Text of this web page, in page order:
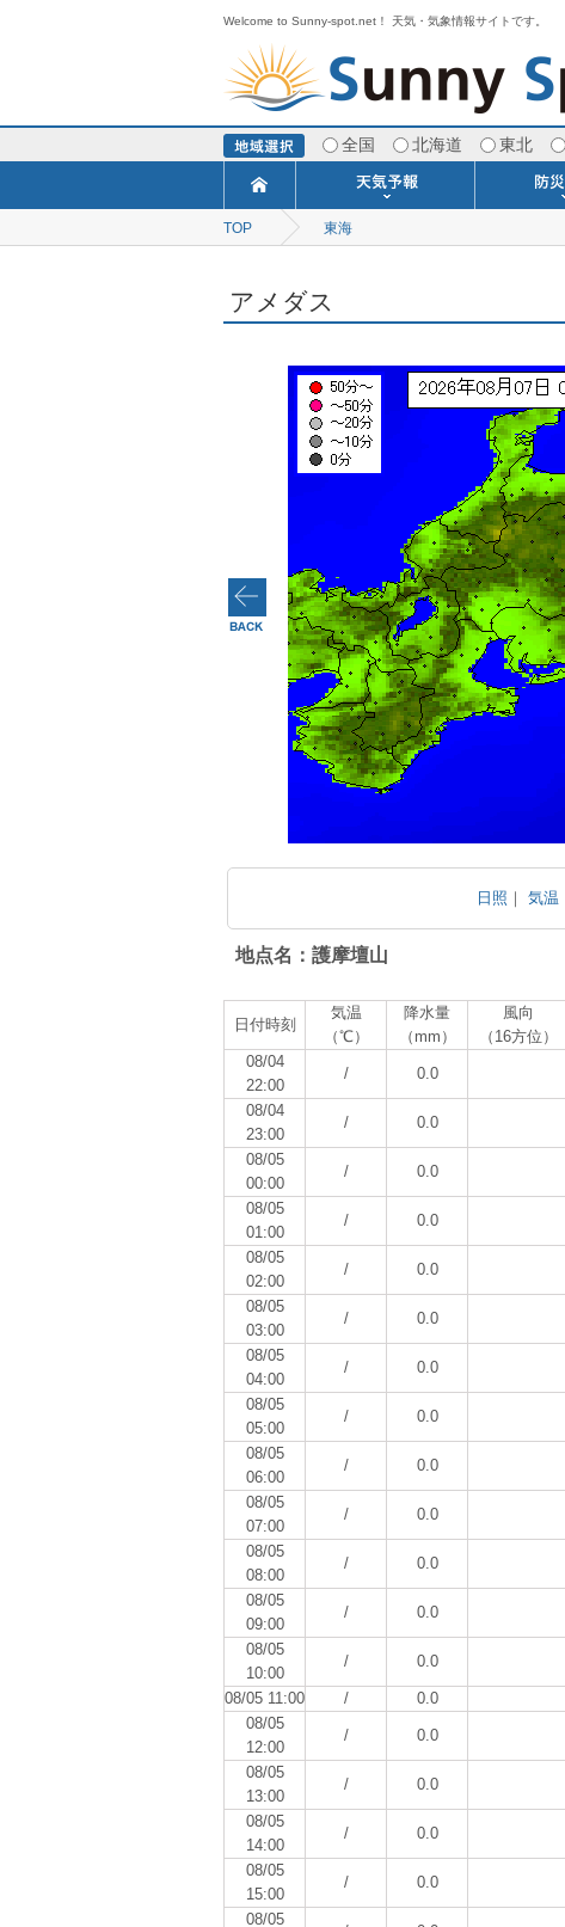
Welcome to Sunny-spot.net！ 天気・気象情報サイトです。
全国 北海道 東北
今日明日の天気
ポイント予報
週間天気予報
寒・暖候期予報
TOP 東海
アメダス
日照 ｜ 気温
地点名：護摩壇山
日付時刻
気温
（℃）
降水量
（mm）
風向
（16方位）
08/04
22:00
/ 0.0
08/04
23:00
/ 0.0
08/05
00:00
/ 0.0
08/05
01:00
/ 0.0
08/05
02:00
/ 0.0
08/05
03:00
/ 0.0
08/05
04:00
/ 0.0
08/05
05:00
/ 0.0
08/05
06:00
/ 0.0
08/05
07:00
/ 0.0
08/05
08:00
/ 0.0
08/05
09:00
/ 0.0
08/05
10:00
/ 0.0
08/05 11:00 / 0.0
08/05
12:00
/ 0.0
08/05
13:00
/ 0.0
08/05
14:00
/ 0.0
08/05
15:00
/ 0.0
08/05